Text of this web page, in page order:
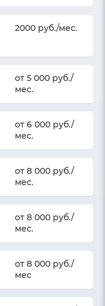
2000 руб./мес.
от 5 000 руб./
мес.
от 6 000 руб./
мес.
от 8 000 руб./
мес.
от 8 000 руб./
мес.
от 8 000 руб./
мес